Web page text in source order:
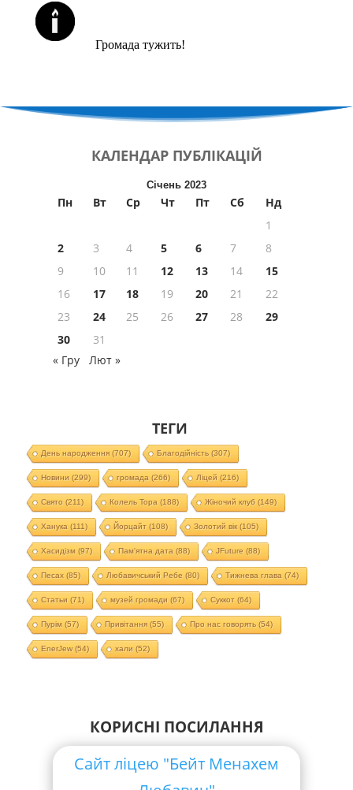
Громада тужить!
КАЛЕНДАР ПУБЛІКАЦІЙ
Січень 2023
Пн Вт Ср Чт Пт Сб
Нд
1
2
3 4 5 6 7
8
9
10 11 12 13 14
15
16
17 18 19 20 21
22
23
24 25 26 27 28
29
30
31
« Гру
Лют »
ТЕГИ
День народження(707) Благодійність (307)
Новини (299) громада (266) Ліцей (216)
Свято (211) Колель Тора (188) Жіночий клуб (149)
Ханука (111) Йорцайт (108) Золотий вік(105)
Хасидізм (97) Пам'ятна дата (88) JFuture (88)
Песах(85) Любавичський Ребе (80) Тижнева глава (74)
Статьи (71) музей громади (67) Суккот (64)
Пурім (57) Привітання(55) Про нас говорять (54)
EnerJew(54) хали (52)
КОРИСНІ ПОСИЛАННЯ
Сайт ліцею "Бейт Менахем